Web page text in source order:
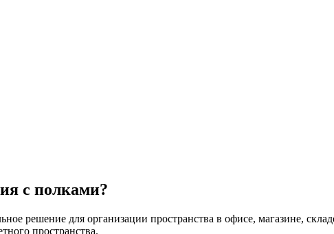
с полками?
решение для организации пространства в офисе, магазине,
пространства.